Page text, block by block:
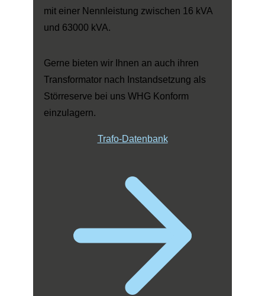
mit einer Nennleistung zwischen 16 kVA
und 63000 kVA.
Gerne bieten wir Ihnen an auch ihren
Transformator nach Instandsetzung als
Störreserve bei uns WHG Konform
einzulagern.
Trafo-Datenbank